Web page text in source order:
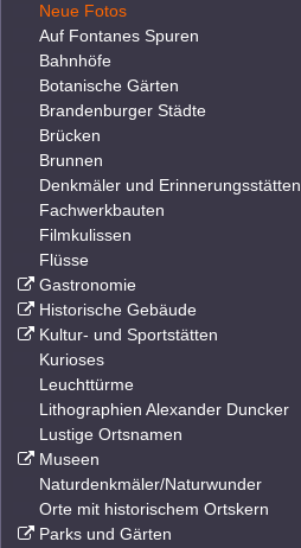
Neue Fotos
Auf Fontanes Spuren
Bahnhöfe
Botanische Gärten
Brandenburger Städte
Brücken
Brunnen
Denkmäler und Erinnerungsstätten
Fachwerkbauten
Filmkulissen
Flüsse
Gastronomie
Historische Gebäude
Kultur- und Sportstätten
Kurioses
Leuchttürme
Lithographien Alexander Duncker
Lustige Ortsnamen
Museen
Naturdenkmäler/Naturwunder
Orte mit historischem Ortskern
Parks und Gärten